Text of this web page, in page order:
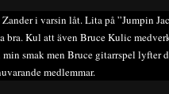
i varsin låt. Lita på ”Jumpin
bra. Kul att även Bruce Kulic
min smak men Bruce gitarrspel
medlemmar.